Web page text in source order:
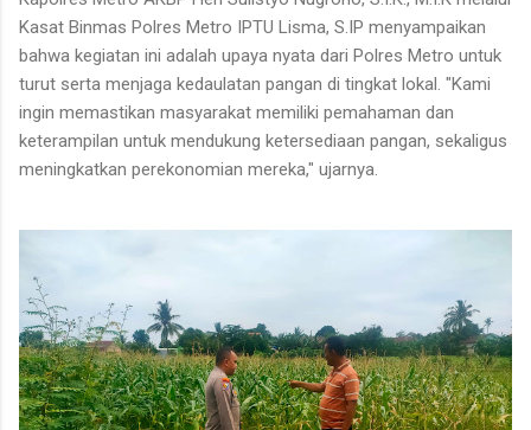
Kasat Binmas Polres Metro IPTU Lisma, S.IP menyampaikan
bahwa kegiatan ini adalah upaya nyata dari Polres Metro untuk
turut serta menjaga kedaulatan pangan di tingkat lokal. "Kami
ingin memastikan masyarakat memiliki pemahaman dan
keterampilan untuk mendukung ketersediaan pangan, sekaligus
meningkatkan perekonomian mereka," ujarnya.